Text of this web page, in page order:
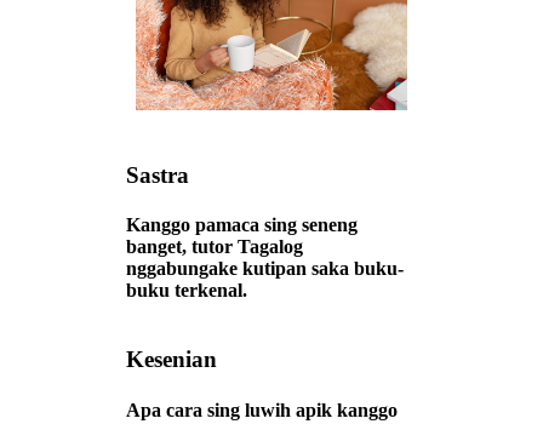
Sastra
Kanggo pamaca sing seneng
banget, tutor Tagalog
nggabungake kutipan saka buku-
buku terkenal.
Kesenian
Apa cara sing luwih apik kanggo